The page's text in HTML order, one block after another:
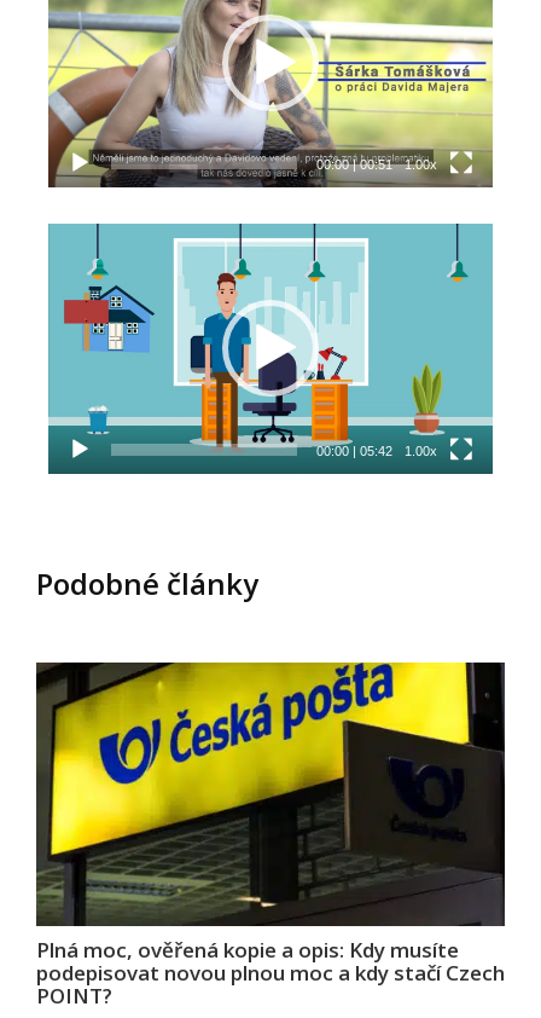
00:00|00:51 1.00x
přehrávač
00:00| 05:42 1.00x
Podobné články
Plná moc, ověřená kopie a opis: Kdy musíte
podepisovat novou plnou moc a kdy stačí Czech
POINT?